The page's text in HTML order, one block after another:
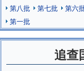
第八批
第七批 第六
第一批
追查